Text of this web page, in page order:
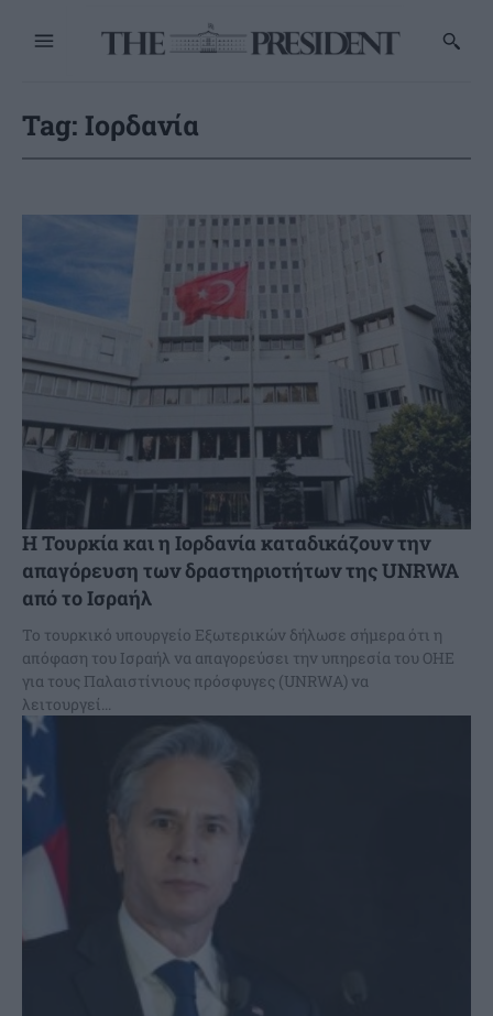
Tag: Ιορδανία
Η Τουρκία και η Ιορδανία καταδικάζουν την
απαγόρευση των δραστηριοτήτων της UNRWA
από το Ισραήλ
Το τουρκικό υπουργείο Εξωτερικών δήλωσε σήμερα ότι η
απόφαση του Ισραήλ να απαγορεύσει την υπηρεσία του ΟΗΕ
για τους Παλαιστίνιους πρόσφυγες (UNRWA) να
λειτουργεί...